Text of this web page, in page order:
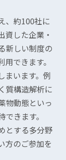
、約100社に
資した企業・
新しい制度の
できます。
まいます。例
質構造解析に
物動態といっ
きます。
とする多分野
方のご参加を